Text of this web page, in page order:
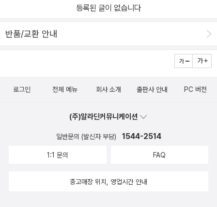
등록된 글이 없습니다
반품/교환 안내
로그인 전체 메뉴 회사 소개 출판사 안내 PC 버전
(주)알라딘커뮤니케이션
일반문의 (발신자 부담) 1544-2514
1:1 문의 FAQ
중고매장 위치, 영업시간 안내